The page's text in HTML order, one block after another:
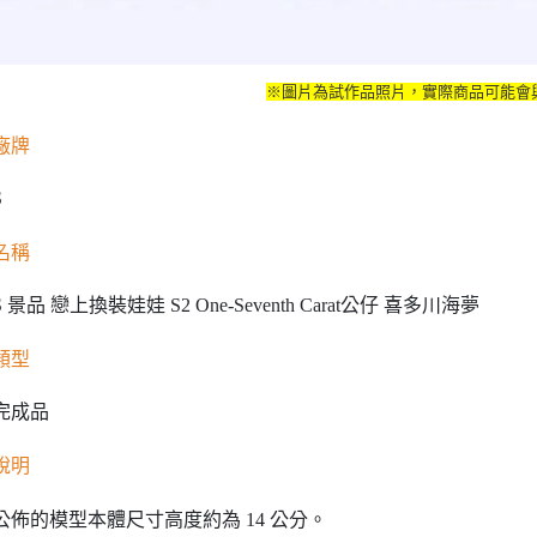
※圖片為試作品照片，實際商品可能
牌
稱
景品 戀上換裝娃娃 S2 One-Seventh Carat公仔 喜多川海夢
型
成品
明
佈的模型本體尺寸高度約為 14 公分。